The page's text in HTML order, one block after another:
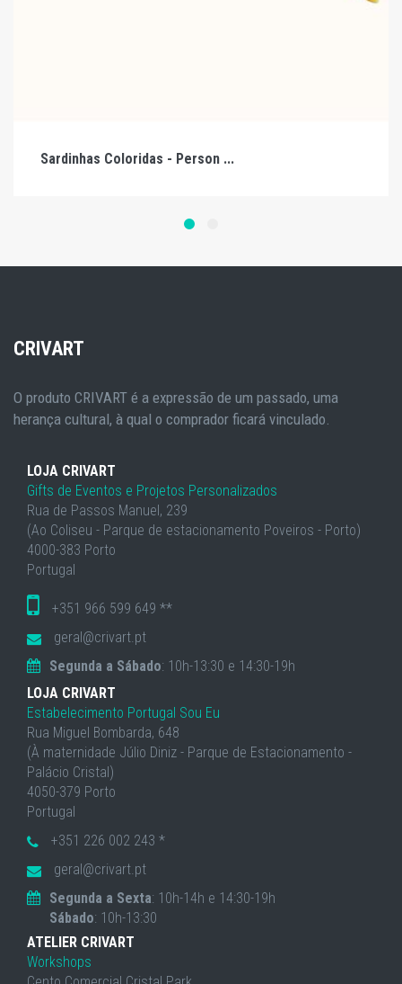
Sardinhas Coloridas - Person ...
CRIVART
O produto CRIVART é a expressão de um passado, uma
herança cultural, à qual o comprador ficará vinculado.
LOJA CRIVART
Gifts de Eventos e Projetos Personalizados
Rua de Passos Manuel, 239
(Ao Coliseu - Parque de estacionamento Poveiros - Porto)
4000-383 Porto
Portugal
+351 966 599 649 **
geral@crivart.pt
Segunda a Sábado: 10h-13:30 e 14:30-19h
LOJA CRIVART
Estabelecimento Portugal Sou Eu
Rua Miguel Bombarda, 648
(À maternidade Júlio Diniz - Parque de Estacionamento -
Palácio Cristal)
4050-379 Porto
Portugal
+351 226 002 243 *
geral@crivart.pt
Segunda a Sexta: 10h-14h e 14:30-19h
Sábado: 10h-13:30
ATELIER CRIVART
Workshops